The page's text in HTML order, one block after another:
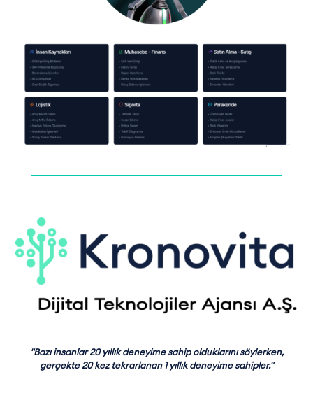
"Bazı insanlar 20 yıllık deneyime sahip olduklarını söylerken,
gerçekte 20 kez tekrarlanan 1 yıllık deneyime sahipler."